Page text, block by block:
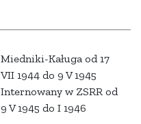
Miedniki-Kaługa od 17
VII 1944 do 9 V 1945
Internowany w ZSRR od
9 V 1945 do I 1946